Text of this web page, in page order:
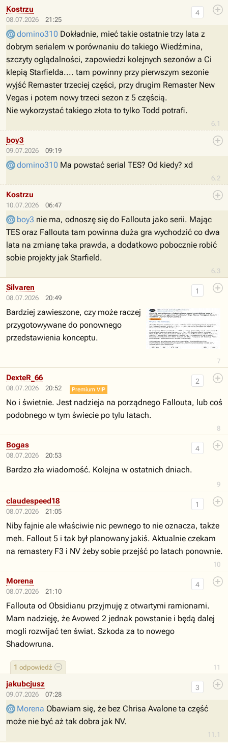
08.07.2026 21:25
6.1
4
Kostrzu
domino310 Dokładnie, mieć takie ostatnie trzy lata z
dobrym serialem w porównaniu do takiego Wiedźmina,
szczyty oglądalności, zapowiedzi kolejnych sezonów a Ci
klepią Starfielda.... tam powinny przy pierwszym sezonie
wyjść Remaster trzeciej części, przy drugim Remaster New
Vegas i potem nowy trzeci sezon z 5 częścią.
Nie wykorzystać takiego złota to tylko Todd potrafi.
09.07.2026 09:19
6.2
boy3
domino310 Ma powstać serial TES? Od kiedy? xd
10.07.2026 06:47
6.3
Kostrzu
boy3 nie ma, odnoszę się do Fallouta jako serii. Mając
TES oraz Fallouta tam powinna duża gra wychodzić co dwa
lata na zmianę taka prawda, a dodatkowo pobocznie robić
sobie projekty jak Starfield.
08.07.2026 20:49
7
1
Silvaren
Bardziej zawieszone, czy może raczej
przygotowywane do ponownego
przedstawienia konceptu.
08.07.2026 20:52
8
2
DexteR_66
Premium VIP
No i świetnie. Jest nadzieja na porządnego Fallouta, lub coś
podobnego w tym świecie po tylu latach.
08.07.2026 20:53
9
4
Bogas
Bardzo zła wiadomość. Kolejna w ostatnich dniach.
08.07.2026 21:05
10
1
claudespeed18
Niby fajnie ale właściwie nic pewnego to nie oznacza, także
meh. Fallout 5 i tak był planowany jakiś. Aktualnie czekam
na remastery F3 i NV żeby sobie przejść po latach ponownie.
08.07.2026 21:10
11
4
1 odpowiedź
Morena
Fallouta od Obsidianu przyjmuję z otwartymi ramionami.
Mam nadzieję, że Avowed 2 jednak powstanie i będą dalej
mogli rozwijać ten świat. Szkoda za to nowego
Shadowruna.
09.07.2026 07:28
11.1
3
jakubcjusz
Morena Obawiam się, że bez Chrisa Avalone ta część
może nie być aż tak dobra jak NV.